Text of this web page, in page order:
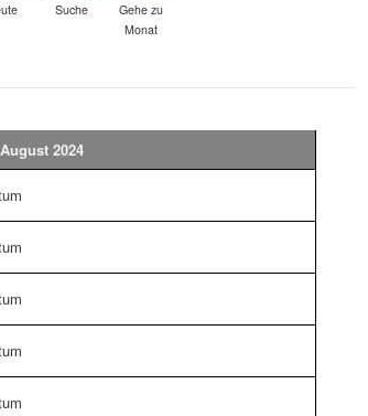
Suche
Gehe zu
Monat
2024